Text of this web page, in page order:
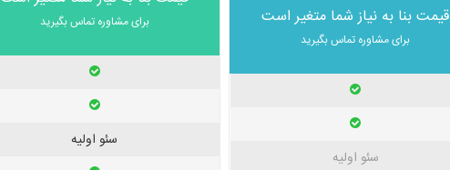
قیمت بنا به نیاز شما متغیر است
برای مشاوره تماس بگیرید
سئو اولیه
برای مشاوره تماس بگیرید
سئو اولیه